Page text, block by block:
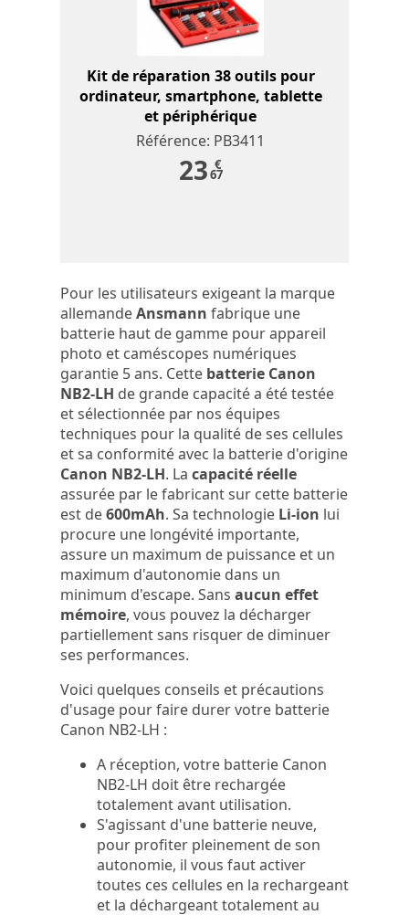
Kit de réparation 38 outils pour
ordinateur, smartphone, tablette
et périphérique
Référence: PB3411
23 €
67
Pour les utilisateurs exigeant la marque
allemandeAnsmann fabrique une
batterie haut de gamme pour appareil
photo et caméscopes numériques
garantie 5 ans. Cette batterie Canon
NB2-LH de grande capacité a été testée
et sélectionnée par nos équipes
techniques pour la qualité de ses cellules
et sa conformité avec la batterie d'origine
Canon NB2-LH. La capacité réelle
assurée par le fabricant sur cette batterie
est de600mAh. Sa technologie Li-ion lui
procure une longévité importante,
assure un maximum de puissance et un
maximum d'autonomie dans un
minimum d'escape. Sans aucun effet
mémoire, vous pouvez la décharger
partiellement sans risquer de diminuer
ses performances.
Voici quelques conseils et précautions
d'usage pour faire durer votre batterie
Canon NB2-LH :
A réception, votre batterie Canon
NB2-LH doit être rechargée
totalement avant utilisation.
S'agissant d'une batterie neuve,
pour profiter pleinement de son
autonomie, il vous faut activer
toutes ces cellules en la rechargeant
et la déchargeant totalement au